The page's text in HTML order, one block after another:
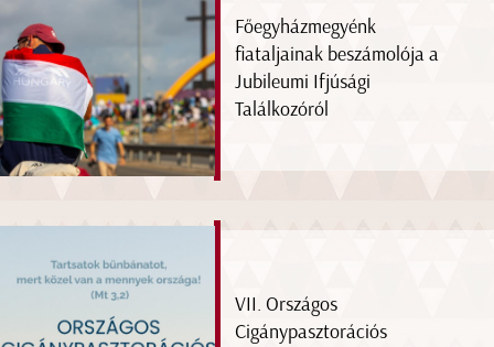
Főegyházmegyénk
fiataljainak beszámolója a
Jubileumi Ifjúsági
Találkozóról
VII. Országos
Cigánypasztorációs